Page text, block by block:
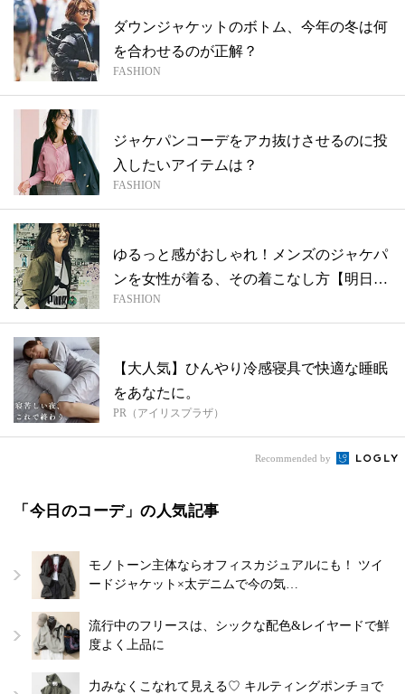
ダウンジャケットのボトム、今年の冬は何
を合わせるのが正解？
FASHION
ジャケパンコーデをアカ抜けさせるのに投
入したいアイテムは？
FASHION
ゆるっと感がおしゃれ！メンズのジャケパ
ンを女性が着る、その着こなし方【明日、
何着...
FASHION
【大人気】ひんやり冷感寝具で快適な睡眠
をあなたに。
PR（アイリスプラザ）
Recommended by
「今日のコーデ」の人気記事
モノトーン主体ならオフィスカジュアルにも！ ツイ
ードジャケット×太デニムで今の気…
流行中のフリースは、シックな配色&レイヤードで鮮
度よく上品に
力みなくこなれて見える♡ キルティングポンチョで